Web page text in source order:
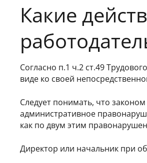
Какие
Согласно п.1 ч.2 ст.49
виде ко своей
Следует понимать, что
административное
как по двум этим
Директор или начальник при